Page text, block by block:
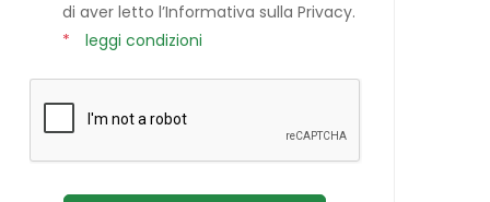
di aver letto l’Informativa sulla Privacy.
*
leggi condizioni